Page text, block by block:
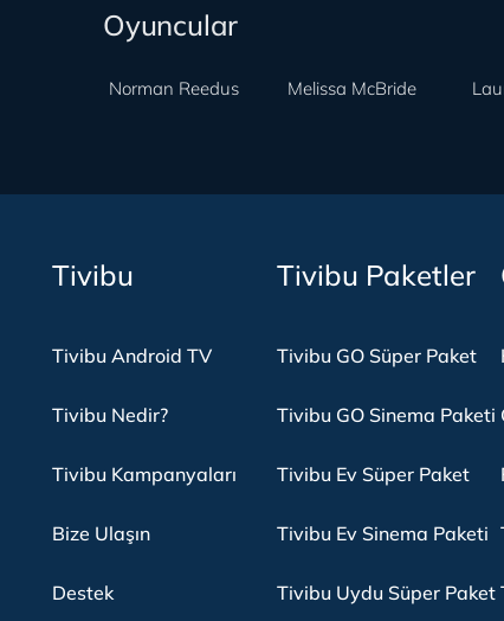
Oyuncular
Norman Reedus Melissa McBride
Tivibu
Tivibu Android TV
Tivibu Nedir?
Tivibu Kampanyaları
Bize Ulaşın
Destek
Tivibu Paketler
Tivibu GO Süper Paket
Tivibu GO Sinema Paketi
Tivibu Ev Süper Paket
Tivibu Ev Sinema Paketi
Tivibu Uydu Süper Paket